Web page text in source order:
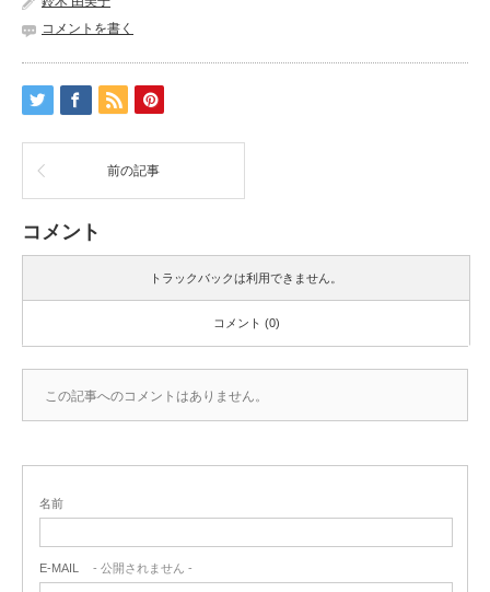
コメントを書く
前の記事
コメント
トラックバックは利用できません。
コメント (0)
この記事へのコメントはありません。
名前
E-MAIL - 公開されません -